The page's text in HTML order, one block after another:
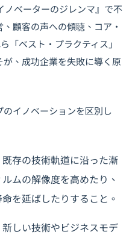
ノベーターのジレンマ』で不
顧客の声への傾聴、コア・
「ベスト・プラクティス」
、成功企業を失敗に導く原
イノベーションを区別し
既存の技術軌道に沿った漸
ムの解像度を高めたり、
を延ばしたりすること。
新しい技術やビジネスモデ